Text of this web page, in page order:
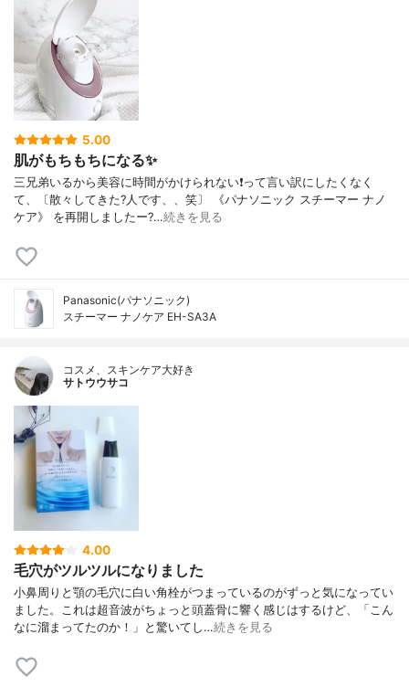
5.00
肌がもちもちになる✨
三兄弟いるから美容に時間がかけられない❗️って言い訳にしたくなく
て、〔散々してきた?人です、、笑〕 《パナソニック スチーマー ナノ
ケア》 を再開しましたー?…続きを見る
Panasonic(パナソニック)
スチーマー ナノケア EH-SA3A
コスメ、スキンケア大好き
サトウウサコ
4.00
毛穴がツルツルになりました
小鼻周りと顎の毛穴に白い角栓がつまっているのがずっと気になってい
ました。これは超音波がちょっと頭蓋骨に響く感じはするけど、「こん
なに溜まってたのか！」と驚いてし…続きを見る